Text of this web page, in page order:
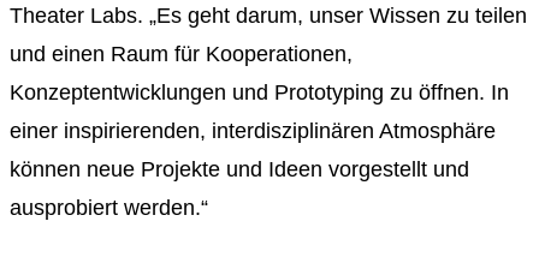
Theater Labs. „Es geht darum, unser Wissen zu teilen
und einen Raum für Kooperationen,
Konzeptentwicklungen und Prototyping zu öffnen. In
einer inspirierenden, interdisziplinären Atmosphäre
können neue Projekte und Ideen vorgestellt und
ausprobiert werden.“